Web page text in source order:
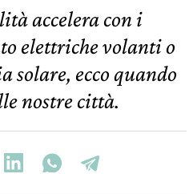
accelera con i
elettriche volanti o
solare, ecco quando
nostre città.